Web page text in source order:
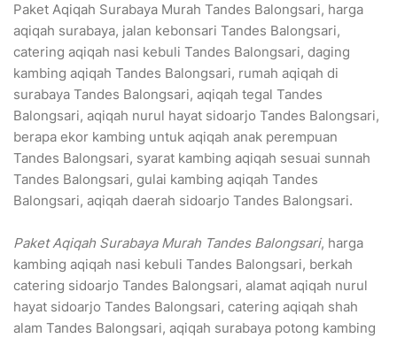
Paket Aqiqah Surabaya Murah Tandes Balongsari, harga
aqiqah surabaya, jalan kebonsari Tandes Balongsari,
catering aqiqah nasi kebuli Tandes Balongsari, daging
kambing aqiqah Tandes Balongsari, rumah aqiqah di
surabaya Tandes Balongsari, aqiqah tegal Tandes
Balongsari, aqiqah nurul hayat sidoarjo Tandes Balongsari,
berapa ekor kambing untuk aqiqah anak perempuan
Tandes Balongsari, syarat kambing aqiqah sesuai sunnah
Tandes Balongsari, gulai kambing aqiqah Tandes
Balongsari, aqiqah daerah sidoarjo Tandes Balongsari.
Paket Aqiqah Surabaya Murah Tandes Balongsari, harga
kambing aqiqah nasi kebuli Tandes Balongsari, berkah
catering sidoarjo Tandes Balongsari, alamat aqiqah nurul
hayat sidoarjo Tandes Balongsari, catering aqiqah shah
alam Tandes Balongsari, aqiqah surabaya potong kambing